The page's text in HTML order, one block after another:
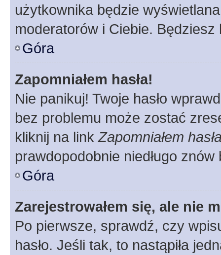
użytkownika będzie
moderatorów i Ciebie.
Góra
Zapomniałem hasła!
Nie panikuj! Twoje hasło
bez problemu może zostać
kliknij na linkZapomniałem
prawdopodobnie niedługo
Góra
Zarejestrowałem się, ale nie
Po pierwsze, sprawdź, czy
hasło. Jeśli tak, to nastąpiła